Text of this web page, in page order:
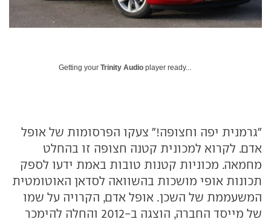
Getting your Trinity Audio player ready...
"גרמנית יפה וחצופה!" צעקו הפרסומות של אופל
אדם. לקרוא למכונית קטנה חצופה זו בהחלט
מחמאה. מכוניות קטנות טובות באמת ידעו לספק
תכונות אופי מושכות בהשוואה לסדאן האוטומטית
המשעממת של השכן. אופל אדם, הקרויה על שמו
של מייסד החברה, הוצגה ב-2012 והחלה להימכר